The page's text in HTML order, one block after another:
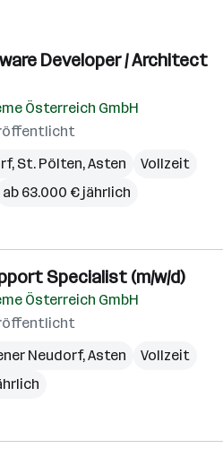
Developer / Architect
Österreich GmbH
, St. Pölten,Asten
Vollzeit
ab 63.000 € jährlich
Specialist (m/w/d)
Österreich GmbH
Neudorf,Asten
Vollzeit